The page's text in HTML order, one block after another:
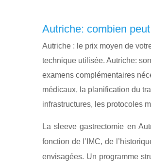
Autriche: combien
Autriche : le prix moyen de
technique utilisée. Autriche:
examens complémentaires
médicaux, la planification du
infrastructures, les protocoles
La sleeve gastrectomie en
fonction de l’IMC, de
envisagées. Un programme